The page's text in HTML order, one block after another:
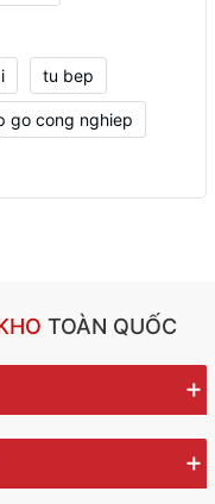
tu bep
go cong nghiep
TOÀN QUỐC